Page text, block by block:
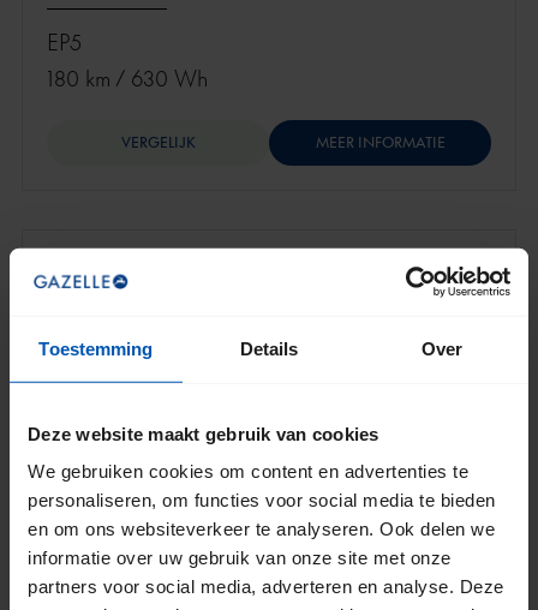
Toestemming Details Over
Deze website maakt gebruik van cookies
We gebruiken cookies om content en advertenties te
personaliseren, om functies voor social media te bieden
en om ons websiteverkeer te analyseren. Ook delen we
informatie over uw gebruik van onze site met onze
partners voor social media, adverteren en analyse. Deze
EP5
180 km / 630 Wh
VERGELIJK MEER INFORMATIE
4.7 (3)